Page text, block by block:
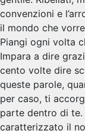
convenzioni e
il mondo che
Piangi ogni volta
Impara a dire
cento volte dire
queste parole,
per caso, ti
parte dentro di te.
caratterizzato il